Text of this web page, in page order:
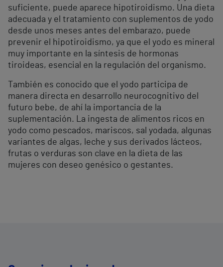
suficiente, puede aparece hipotiroidismo. Una dieta
adecuada y el tratamiento con suplementos de yodo
desde unos meses antes del embarazo, puede
prevenir el hipotiroidismo, ya que el yodo es mineral
muy importante en la síntesis de hormonas
tiroideas, esencial en la regulación del organismo.
También es conocido que el yodo participa de
manera directa en desarrollo neurocognitivo del
futuro bebe, de ahí la importancia de la
suplementación. La ingesta de alimentos ricos en
yodo como pescados, mariscos, sal yodada, algunas
variantes de algas, leche y sus derivados lácteos,
frutas o verduras son clave en la dieta de las
mujeres con deseo genésico o gestantes.